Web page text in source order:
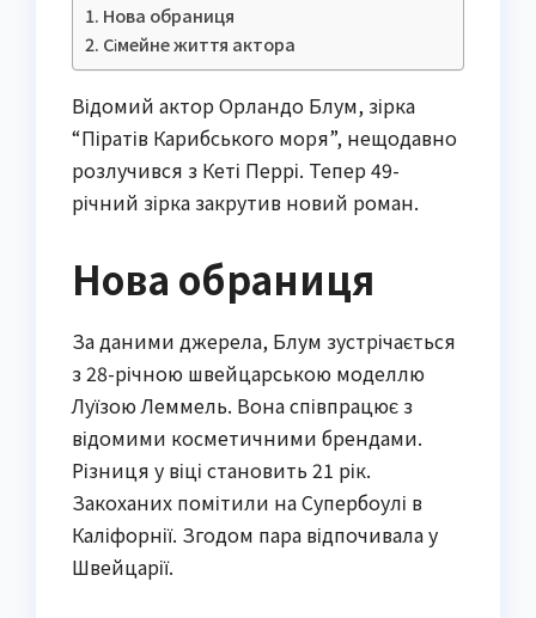
Нова обраниця
Сімейне життя актора
Відомий актор Орландо Блум, зірка
“Піратів Карибського моря”, нещодавно
розлучився з Кеті Перрі. Тепер 49-
річний зірка закрутив новий роман.
Нова обраниця
За даними джерела, Блум зустрічається
з 28-річною швейцарською моделлю
Луїзою Леммель. Вона співпрацює з
відомими косметичними брендами.
Різниця у віці становить 21 рік.
Закоханих помітили на Супербоулі в
Каліфорнії. Згодом пара відпочивала у
Швейцарії.